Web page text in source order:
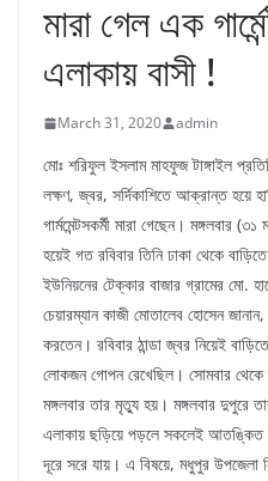
মারা গেল এক
এলাকায় বাসী !
March 31, 2020 admin
মোঃ শরিফুল ইসলাম মাহফুজ টাঙ্গাইল
লক্ষণ, জ্বর, সর্দিকাশিতে আক্রান্ত হয়ে
গার্মমেন্টসকর্মী মারা গেছেন। মঙ্গলবার
হয়েই গত রবিবার তিনি ঢাকা থেকে
ইউনিয়নের টেক্কার বাজার গ্রামের মো.
চেয়ারম্যান কাজী মোতালেব হোসেন জানান,
করতেন। রবিবার ঠান্ডা জ্বর নিয়েই
লোকজন গোপন রেখেছিল। সোমবার থেকে
মঙ্গলবার তার মৃত্যু হয়। মঙ্গলবার দুপুরে
এলাকায় ছড়িয়ে পড়লে সকলেই
দূরে সরে যায়। এ বিষয়ে, মধুপুর উপজেলা